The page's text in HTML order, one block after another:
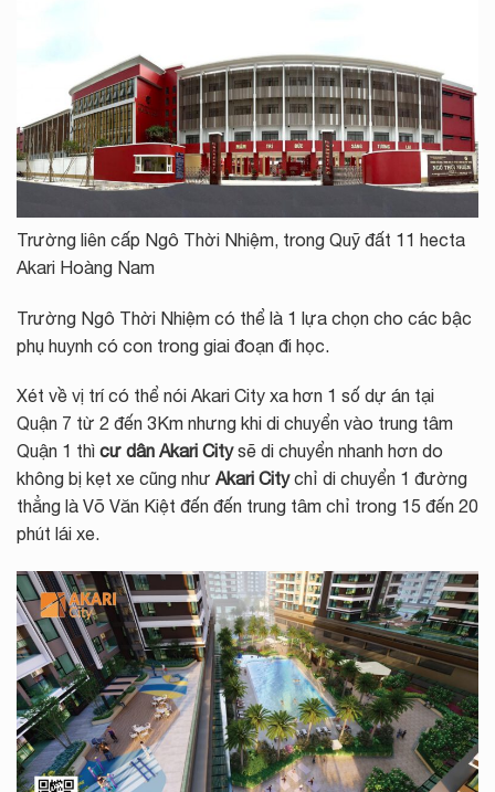
Trường liên cấp Ngô Thời Nhiệm, trong Quỹ đất 11 hecta
Akari Hoàng Nam
Trường Ngô Thời Nhiệm có thể là 1 lựa chọn cho các bậc
phụ huynh có con trong giai đoạn đi học.
Xét về vị trí có thể nói Akari City xa hơn 1 số dự án tại
Quận 7 từ 2 đến 3Km nhưng khi di chuyển vào trung tâm
Quận 1 thì cư dân Akari Citysẽ di chuyển nhanh hơn do
không bị kẹt xe cũng như Akari Citychỉ di chuyển 1 đường
thẳng là Võ Văn Kiệt đến đến trung tâm chỉ trong 15 đến 20
phút lái xe.